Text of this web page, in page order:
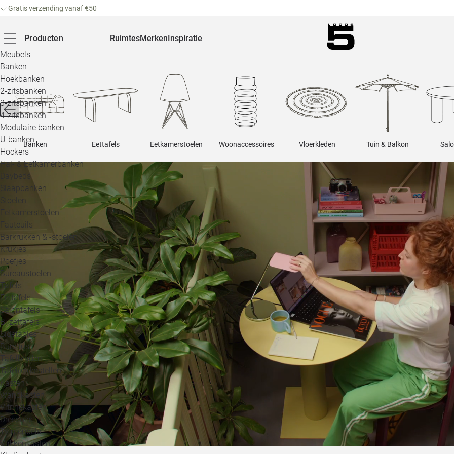
Gratis verzending vanaf €50
Producten
Meubels
Banken
Hoekbanken
2-zitsbanken
3-zitsbanken
4-zitsbanken
Modulaire banken
U-banken
Hockers
Hal- & Eetkamerbanken
Daybeds
Slaapbanken
Stoelen
Eetkamerstoelen
Fauteuils
Barkrukken & -stoelen
Krukjes
Poefjes
Bureaustoelen
Tafels
Eettafels
Salontafels
Bijzettafels
Sidetables
Bureaus
Tafelbladen
Tafelonderstellen
Kasten
Wandkasten
Vitrinekasten
Dressoirs
Tv meubels
Vakkenkasten
RuimtesMerkenInspiratie
Banken Eettafels Eetkamerstoelen Woonaccessoires Vloerkleden Tuin & Balkon